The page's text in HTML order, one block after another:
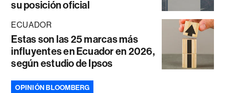
su posición oficial
ECUADOR
Estas son las 25 marcas más
influyentes en Ecuador en 2026,
según estudio de Ipsos
OPINIÓN BLOOMBERG